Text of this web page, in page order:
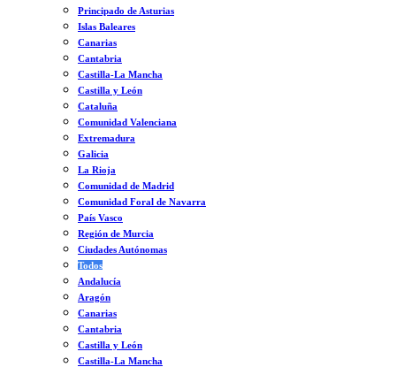
Principado de Asturias
Islas Baleares
Canarias
Cantabria
Castilla-La Mancha
Castilla y León
Cataluña
Comunidad Valenciana
Extremadura
Galicia
La Rioja
Comunidad de Madrid
Comunidad Foral de Navarra
País Vasco
Región de Murcia
Ciudades Autónomas
Todos
Andalucía
Aragón
Canarias
Cantabria
Castilla y León
Castilla-La Mancha